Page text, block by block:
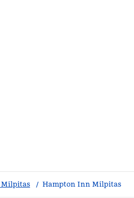
/ Hampton Inn Milpitas